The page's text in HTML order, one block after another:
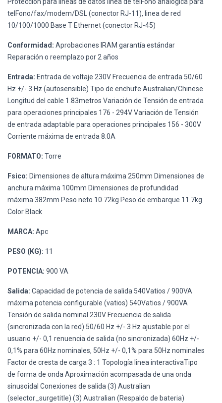
telFono/fax/modem/DSL (conector RJ-11), linea de red
10/100/1000 Base T Ethernet (conector RJ-45)
Conformidad: Aprobaciones IRAM garantía estándar
Reparación o reemplazo por 2 años
Entrada: Entrada de voltaje 230V Frecuencia de entrada 50/60
Hz +/- 3 Hz (autosensible) Tipo de enchufe Australian/Chinese
Longitud del cable 1.83metros Variación de Tensión de entrada
para operaciones principales 176 - 294V Variación de Tensión
de entrada adaptable para operaciones principales 156 - 300V
Corriente máxima de entrada 8.0A
FORMATO: Torre
Fsico: Dimensiones de altura máxima 250mm Dimensiones de
anchura máxima 100mm Dimensiones de profundidad
máxima 382mm Peso neto 10.72kg Peso de embarque 11.7kg
Color Black
MARCA: Apc
PESO (KG): 11
POTENCIA: 900 VA
Salida: Capacidad de potencia de salida 540Vatios / 900VA
máxima potencia configurable (vatios) 540Vatios / 900VA
Tensión de salida nominal 230V Frecuencia de salida
(sincronizada con la red) 50/60 Hz +/- 3 Hz ajustable por el
usuario +/- 0,1 renuencia de salida (no sincronizada) 60Hz +/-
0,1% para 60Hz nominales, 50Hz +/- 0,1% para 50Hz nominales
Factor de cresta de carga 3 : 1 Topología linea interactivaTipo
de forma de onda Aproximación acompasada de una onda
sinusoidal Conexiones de salida (3) Australian
(selector_surgetitle) (3) Australian (Respaldo de bateria)